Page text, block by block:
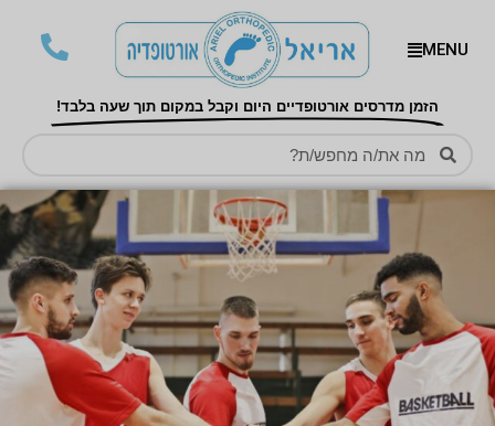
MENU
הזמן מדרסים אורטופדיים היום וקבל במקום תוך שעה בלבד!